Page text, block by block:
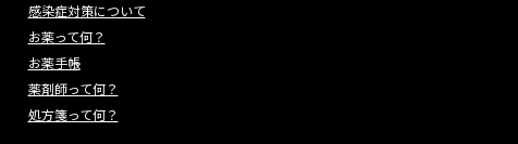
感染症対策について
お薬って何？
お薬手帳
薬剤師って何？
処方箋って何？